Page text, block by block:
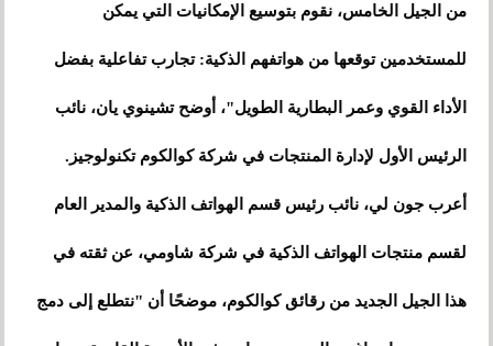
من الجيل الخامس، نقوم بتوسيع الإمكانيات التي يمكن
للمستخدمين توقعها من هواتفهم الذكية: تجارب تفاعلية بفضل
الأداء القوي وعمر البطارية الطويل"، أوضح تشينوي يان، نائب
الرئيس الأول لإدارة المنتجات في شركة كوالكوم تكنولوجيز.
أعرب جون لي، نائب رئيس قسم الهواتف الذكية والمدير العام
لقسم منتجات الهواتف الذكية في شركة شاومي، عن ثقته في
هذا الجيل الجديد من رقائق كوالكوم، موضحًا أن "نتطلع إلى دمج